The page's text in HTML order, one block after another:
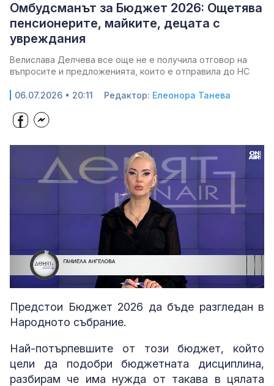
Омбудсманът за Бюджет 2026: Ощетява
пенсионерите, майките, децата с
увреждания
Велислава Делчева все още не е получила отговор на
въпросите и предложенията, които е отправила до НС
06.07.2026 • 20:11 Редактор: Елеонора Танева
Unmute
:
3.35%
Предстои Бюджет 2026 да бъде разгледан в
Народното събрание.
Най-потърпевшите от този бюджет, който
цели да подобри бюджетната дисциплина,
разбирам че има нужда от такава в цялата